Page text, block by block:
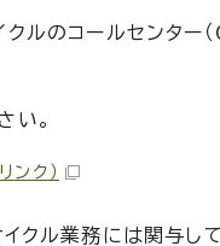
クルのコールセンタ
い。
ンク）
クル業務には関与して